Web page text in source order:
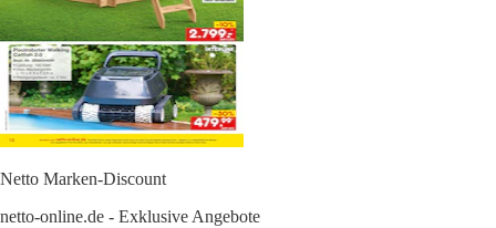
Netto Marken-Discount
netto-online.de - Exklusive Angebote